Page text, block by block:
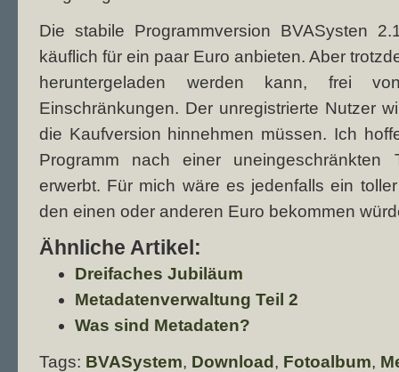
Die stabile Programmversion BVASysten
käuflich für ein paar Euro anbieten. Aber
heruntergeladen werden kann, frei
Einschränkungen. Der unregistrierte Nutzer
die Kaufversion hinnehmen müssen. Ich
Programm nach einer uneingeschränkten
erwerbt. Für mich wäre es jedenfalls ein
den einen oder anderen Euro bekommen
Ähnliche Artikel:
Dreifaches Jubiläum
Metadatenverwaltung Teil 2
Was sind Metadaten?
Tags: BVASystem, Download , Fotoalbum,